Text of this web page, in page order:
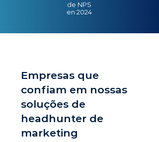
de NPS
en 2024
Empresas que
confiam em nossas
soluções de
headhunter de
marketing